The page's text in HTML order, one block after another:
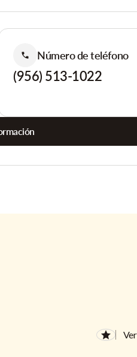
Número de teléfono
(956) 513-1022